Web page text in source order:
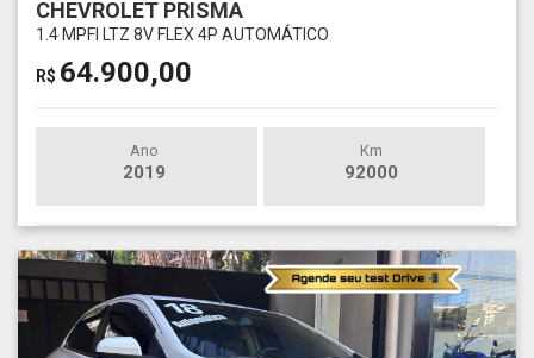
CHEVROLET PRISMA
1.4 MPFI LTZ 8V FLEX 4P AUTOMÁTICO
R$ 64.900,00
Ano
2019
Km
92000